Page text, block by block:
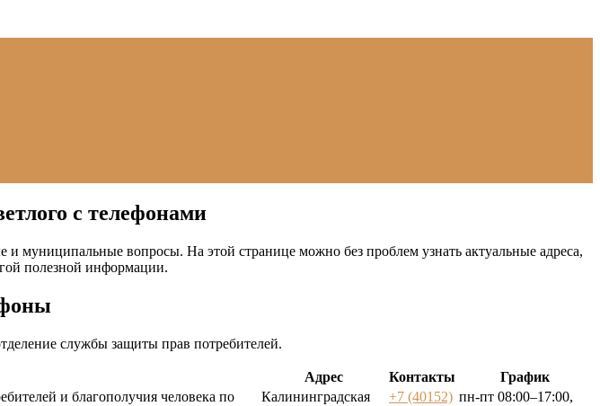
с телефонами
муниципальные вопросы. На этой странице можно без проблем узнать актуальные адреса,
полезной информации.
службы защиты прав потребителей.
Адрес Контакты
График
и благополучия человека по
Калининградская
+7 (40152) пн-пт 08:00–17:00,